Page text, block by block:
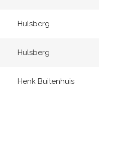
Hulsberg
Hulsberg
Henk Buitenhuis